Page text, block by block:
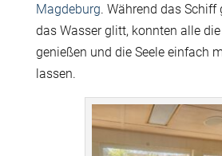
Magdeburg. Während das
das Wasser glitt, konnten alle
genießen und die Seele einfach
lassen.